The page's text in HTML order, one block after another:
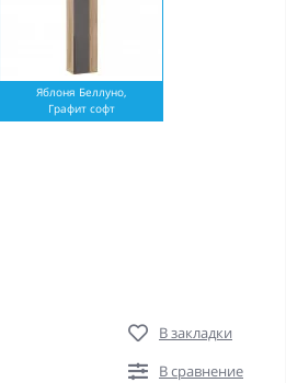
Яблоня Беллуно,
Графит софт
В закладки
В сравнение